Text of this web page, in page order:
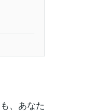
、あなた